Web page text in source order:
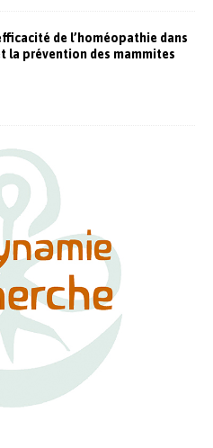
de l’homéopathie dans
la prévention des mammites